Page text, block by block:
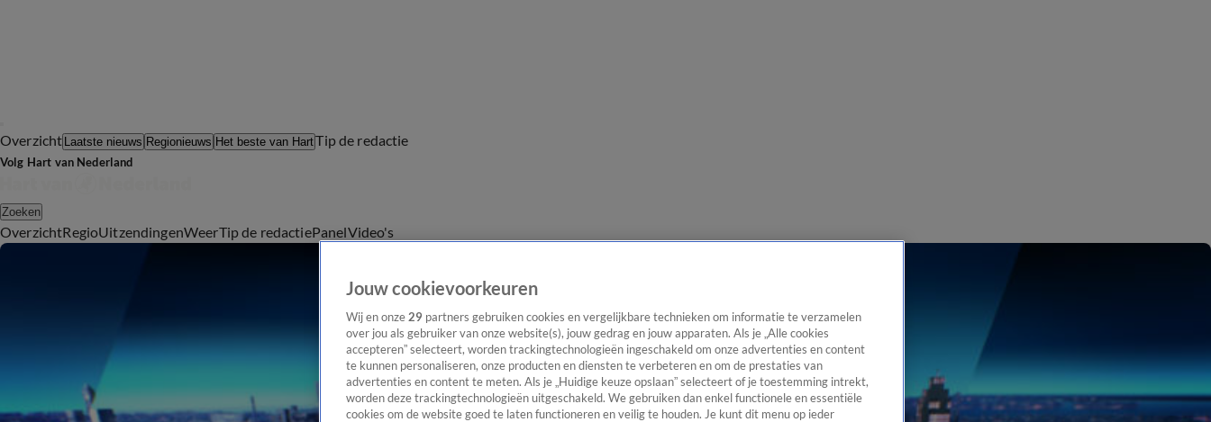
Overzicht Laatste nieuws Regionieuws Het beste van HartTip de redactie
Volg Hart van Nederland
Zoeken
OverzichtRegioUitzendingenWeerTip de redactiePanelVideo's
Jouw cookievoorkeuren
Wij en onze 29 partners gebruiken cookies en vergelijkbare technieken om informatie te verzamelen
over jou als gebruiker van onze website(s), jouw gedrag en jouw apparaten. Als je „Alle cookies
accepteren” selecteert, worden trackingtechnologieën ingeschakeld om onze advertenties en content
te kunnen personaliseren, onze producten en diensten te verbeteren en om de prestaties van
advertenties en content te meten. Als je „Huidige keuze opslaan” selecteert of je toestemming intrekt,
worden deze trackingtechnologieën uitgeschakeld. We gebruiken dan enkel functionele en essentiële
cookies om de website goed te laten functioneren en veilig te houden. Je kunt dit menu op ieder